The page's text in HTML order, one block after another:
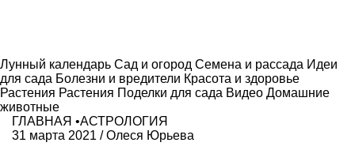
Лунный календарь Сад и огород Семена и рассада Идеи
для сада Болезни и вредители Красота и здоровье
Растения Растения Поделки для сада Видео Домашние
животные
ГЛАВНАЯ •АСТРОЛОГИЯ
31 марта 2021 /Олеся Юрьева